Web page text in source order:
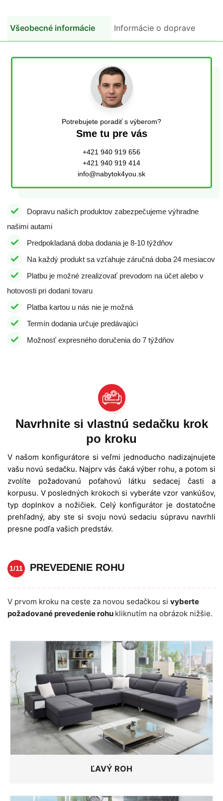
Všeobecné informácie Informácie o doprave
Potrebujete poradiť s výberom?
Sme tu pre vás
+421 940 919 656
+421 940 919 414
info@nabytok4you.sk
Dopravu našich produktov zabezpečujeme výhradne
našimi autami
Predpokladaná doba dodania je 8-10 týždňov
Na každý produkt sa vzťahuje záručná doba 24 mesiacov
Platbu je možné zrealizovať prevodom na účet alebo v
hotovosti pri dodaní tovaru
Platba kartou u nás nie je možná
Termín dodania určuje predávajúci
Možnosť expresného doručenia do 7 týždňov
Navrhnite si vlastnú sedačku krok
po kroku
V našom konfigurátore si veľmi jednoducho nadizajnujete
vašu novú sedačku. Najprv vás čaká výber rohu, a potom si
zvolíte požadovanú poťahovú látku sedacej časti a
korpusu. V posledných krokoch si vyberáte vzor vankúšov,
typ doplnkov a nožičiek. Celý konfigurátor je dostatočne
prehľadný, aby ste si svoju novú sedaciu súpravu navrhli
presne podľa vašich predstáv.
1/11 PREVEDENIE ROHU
V prvom kroku na ceste za novou sedačkou si vyberte
požadované prevedenie rohu kliknutím na obrázok nižšie.
ĽAVÝ ROH